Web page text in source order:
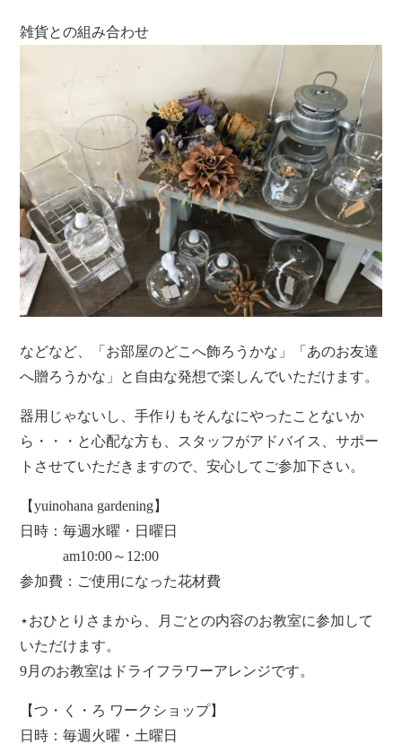
雑貨との組み合わせ
などなど、「お部屋のどこへ飾ろうかな」「あのお友達
へ贈ろうかな」と自由な発想で楽しんでいただけます。
器用じゃないし、手作りもそんなにやったことないか
ら・・・と心配な方も、スタッフがアドバイス、サポー
トさせていただきますので、安心してご参加下さい。
【yuinohana gardening】
日時：毎週水曜・日曜日
am10:00～12:00
参加費：ご使用になった花材費
⋆おひとりさまから、月ごとの内容のお教室に参加して
いただけます。
9月のお教室はドライフラワーアレンジです。
【つ・く・ろ ワークショップ】
日時：毎週火曜・土曜日